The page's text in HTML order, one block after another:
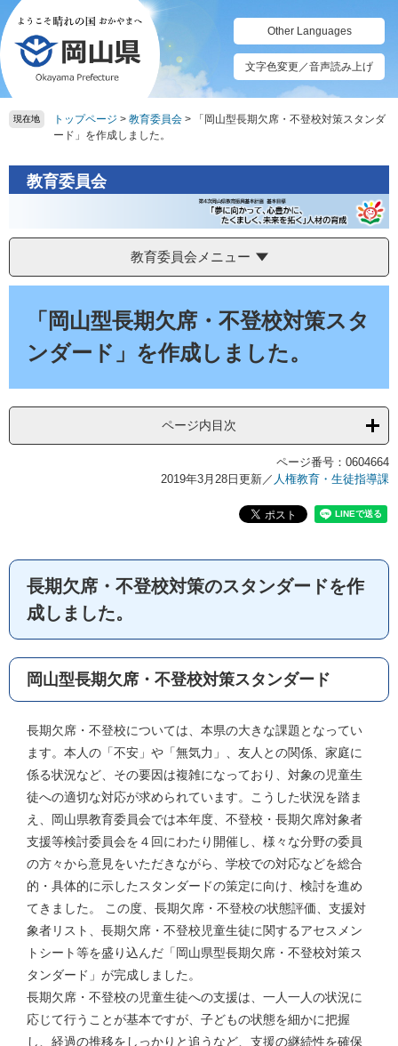
ペ
ー
ジ
の
先
頭
メ
ニ
ュ
ー
を
飛
文
Other Languages
文字色変更／音声読み上げ
現在地 トップページ > 教育委員会 >
「岡山型長期欠席・不登校対策スタンダ
ード」を作成しました。
教育委員会
教育委員会メニュー
「岡山型長期欠席・不登校対策スタ
ンダード」を作成しました。
ページ内目次
ページ番号：0604664
2019年3月28日更新 ／ 人権教育・生徒指導課
長期欠席・不登校対策のスタンダードを作
成しました。
岡山型長期欠席・不登校対策スタンダード
長期欠席・不登校については、本県の大きな課題となってい
ます。本人の「不安」や「無気力」、友人との関係、家庭に
係る状況など、その要因は複雑になっており、対象の児童生
徒への適切な対応が求められています。こうした状況を踏ま
え、岡山県教育委員会では本年度、不登校・長期欠席対象者
支援等検討委員会を４回にわたり開催し、様々な分野の委員
の方々から意見をいただきながら、学校での対応などを総合
的・具体的に示したスタンダードの策定に向け、検討を進め
てきました。 この度、長期欠席・不登校の状態評価、支援対
象者リスト、長期欠席・不登校児童生徒に関するアセスメン
トシート等を盛り込んだ「岡山県型長期欠席・不登校対策ス
タンダード」が完成しました。
長期欠席・不登校の児童生徒への支援は、一人一人の状況に
応じて行うことが基本ですが、子どもの状態を細かに把握
し、経過の推移をしっかりと追うなど、支援の継続性を確保